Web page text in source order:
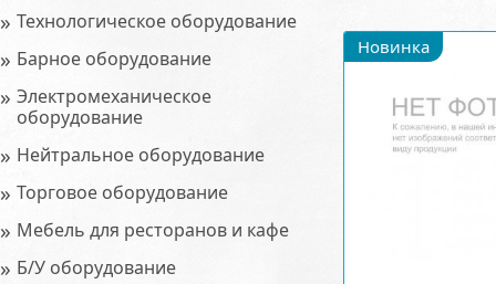
» Технологическое оборудование
» Барное оборудование
» Электромеханическое
оборудование
» Нейтральное оборудование
» Торговое оборудование
» Мебель для ресторанов и кафе
» Б/У оборудование
Новинка